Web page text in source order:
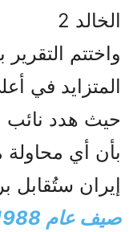
الخالد 2
واختتم
المتزايد في
حيث هدد
بأن أي محاولة
إيران ستُقابل
صیف عام 1988